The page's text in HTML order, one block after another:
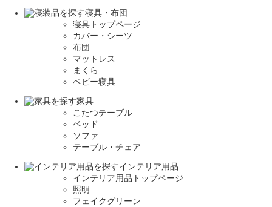
寝具・布団
寝具トップページ
カバー・シーツ
布団
マットレス
まくら
ベビー寝具
家具
こたつテーブル
ベッド
ソファ
テーブル・チェア
インテリア用品
インテリア用品トップページ
照明
フェイクグリーン